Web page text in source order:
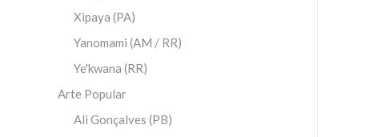
Xipaya (PA)
Yanomami (AM / RR)
Ye'kwana (RR)
Arte Popular
Ali Gonçalves (PB)